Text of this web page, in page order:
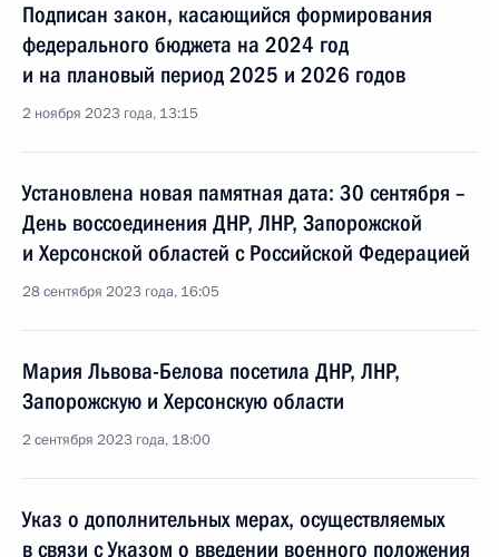
Подписан закон, касающийся формирования
федерального бюджета на 2024 год
и на плановый период 2025 и 2026 годов
2 ноября 2023 года, 13:15
Установлена новая памятная дата: 30 сентября –
День воссоединения ДНР, ЛНР, Запорожской
и Херсонской областей с Российской Федерацией
28 сентября 2023 года, 16:05
Мария Львова-Белова посетила ДНР, ЛНР,
Запорожскую и Херсонскую области
2 сентября 2023 года, 18:00
Указ о дополнительных мерах, осуществляемых
в связи с Указом о введении военного положения